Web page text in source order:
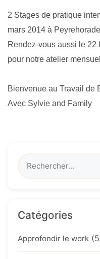
2 Stages de pratique
mars 2014 à
Rendez-vous aussi le 22
pour notre atelier
Bienvenue au Travail de
Avec Sylvie and Family
Catégories
Approfondir le work